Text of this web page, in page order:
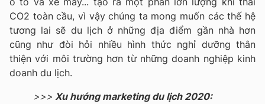
CO2 toàn cầu, vì vậy chúng ta mong muốn các thế hệ
tương lai sẽ du lịch ở những địa điểm gần nhà hơn
cũng như đòi hỏi nhiều hình thức nghỉ dưỡng thân
thiện với môi trường hơn từ những doanh nghiệp kinh
doanh du lịch.
>>> Xu hướng marketing du lịch 2020: